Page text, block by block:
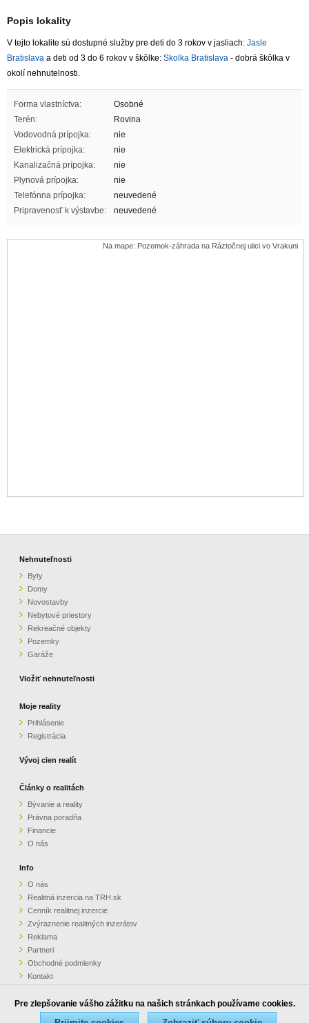
Popis lokality
V tejto lokalite sú dostupné služby pre deti do 3 rokov v jasliach: Jasle
Bratislava a deti od 3 do 6 rokov v škôlke: Skolka Bratislava - dobrá škôlka v
okolí nehnutelnosti.
Forma vlastníctva:
Osobné
Terén:
Rovina
Vodovodná prípojka:
nie
Elektrická prípojka:
nie
Kanalizačná prípojka:
nie
Plynová prípojka:
nie
Telefónna prípojka:
neuvedené
Pripravenosť k výstavbe:
neuvedené
Na mape: Pozemok-záhrada na Ráztočnej ulici vo Vrakuni
Nehnuteľnosti
Byty
Domy
Novostavby
Nebytové priestory
Rekreačné objekty
Pozemky
Garáže
Vložiť nehnuteľnosti
Moje reality
Prihlásenie
Registrácia
Vývoj cien realít
Články o realitách
Bývanie a reality
Právna poradňa
Financie
O nás
Info
O nás
Realitná inzercia na TRH.sk
Cenník realitnej inzercie
Zvýraznenie realitných inzerátov
Reklama
Partneri
Obchodné podmienky
Kontakt
Pre zlepšovanie vášho zážitku na našich stránkach používame cookies.